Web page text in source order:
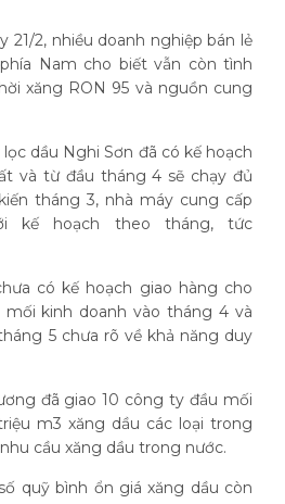
21/2, nhiều doanh nghiệp bán lẻ
Nam cho biết vẫn còn tình
xăng RON 95 và nguồn cung
dầu Nghi Sơn đã có kế hoạch
và từ đầu tháng 4 sẽ chạy đủ
tháng 3, nhà máy cung cấp
kế hoạch theo tháng, tức
có kế hoạch giao hàng cho
kinh doanh vào tháng 4 và
5 chưa rõ về khả năng duy
đã giao 10 công ty đầu mối
m3 xăng dầu các loại trong
cầu xăng dầu trong nước.
quỹ bình ổn giá xăng dầu còn